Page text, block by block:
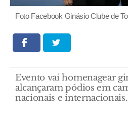
Foto Facebook Ginásio Clube de
Evento vai homenagear
alcançaram pódios em
nacionais e internacionais.